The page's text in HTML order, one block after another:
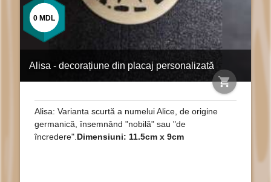
Alisa - decorațiune din placaj personalizată
shopping_cart
0 MDL
Alisa: Varianta scurtă a numelui Alice, de origine
germanică, însemnând "nobilă" sau "de
încredere". Dimensiuni: 11.5cm x 9cm